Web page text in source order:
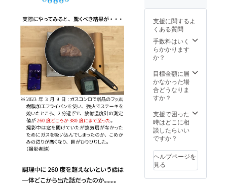
配送と
なった
場合、
送料を
ご負担
いただ
上、ご
了承く
ださい
より遅
れる可
能性も
ござい
ます。
※割引率
格と送
料を合
わせた
するも
ので
す。 ※
お客様
誤記載
等で再
配送と
なった
と実物
異なっ
て見え
ること
がござ
いま
商品の
仕様に
若干変
更が加
合があ
りま
す。 ※
天変地
産、配
送状況
のトラ
ブルに
支援に関するよ
くある質問
手数料はいく
らかかります
か？
目標金額に届
かなかった場
合どうなりま
すか？
支援で困った
時はどこに相
談したらいい
ですか？
ヘルプページを
見る